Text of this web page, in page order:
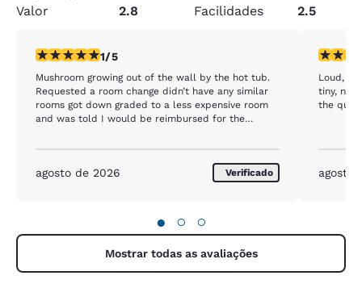
Valor
2.8 Facilidades 2.5
classificação 1 estrela. Razoável. 1 avaliação
1/5
Mushroom growing out of the wall by the hot tub.
Requested a room change didn’t have any similar
rooms got down graded to a less expensive room
and was told I would be reimbursed for the
agosto de 2026 Verificado
Loud,
tiny, no
the
agosto
● ○ ○
Mostrar todas as avaliações